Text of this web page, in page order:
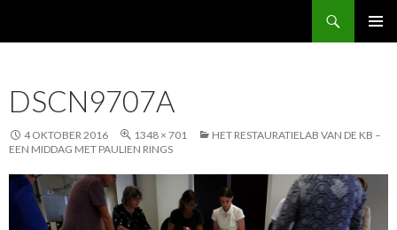
SPRINGEN
DSCN9707A
4 OKTOBER 2016 1348 × 701
HET RESTAURATIELAB VAN DE KB –
EEN MIDDAG MET PAULIEN RINGS